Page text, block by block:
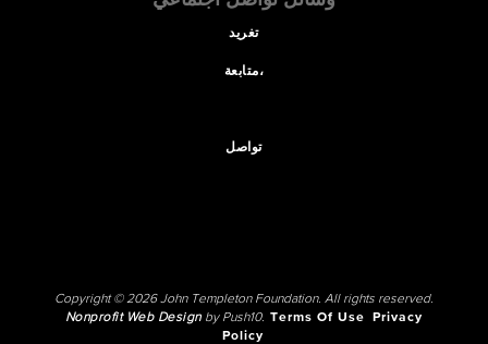
تغريد
متابعة،
تواصل
Copyright © 2026 John Templeton Foundation. All rights reserved.
Nonprofit Web Designby Push10. Terms Of Use
Privacy
Policy